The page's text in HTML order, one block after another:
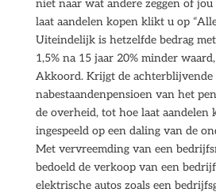
niet naar wat andere zeggen of
laat aandelen kopen klikt u op
Uiteindelijk is hetzelfde bedrag
1,5% na 15 jaar 20% minder
Akkoord. Krijgt de achterblijvende
nabestaandenpensioen van het
de overheid, tot hoe laat aandelen
ingespeeld op een daling van de
Met vervreemding van een
bedoeld de verkoop van een
elektrische autos zoals een